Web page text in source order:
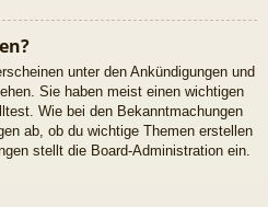
unter den Ankündigungen und
Sie haben meist einen wichtigen
Wie bei den Bekanntmachungen
ab, ob du wichtige Themen erstellen
stellt die Board-Administration ein.